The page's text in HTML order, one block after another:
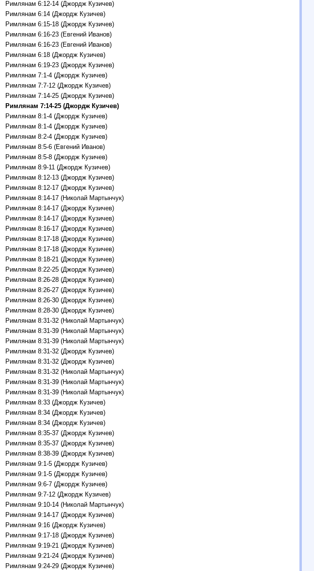
Римлянам 6:12-14 (Джордж Кузичев)
Римлянам 6:14 (Джордж Кузичев)
Римлянам 6:15-18 (Джордж Кузичев)
Римлянам 6:16-23 (Евгений Иванов)
Римлянам 6:16-23 (Евгений Иванов)
Римлянам 6:18 (Джордж Кузичев)
Римлянам 6:19-23 (Джордж Кузичев)
Римлянам 7:1-4 (Джордж Кузичев)
Римлянам 7:7-12 (Джордж Кузичев)
Римлянам 7:14-25 (Джордж Кузичев)
Римлянам 7:14-25 (Джордж Кузичев)
Римлянам 8:1-4 (Джордж Кузичев)
Римлянам 8:1-4 (Джордж Кузичев)
Римлянам 8:2-4 (Джордж Кузичев)
Римлянам 8:5-6 (Евгений Иванов)
Римлянам 8:5-8 (Джордж Кузичев)
Римлянам 8:9-11 (Джордж Кузичев)
Римлянам 8:12-13 (Джордж Кузичев)
Римлянам 8:12-17 (Джордж Кузичев)
Римлянам 8:14-17 (Николай Мартынчук)
Римлянам 8:14-17 (Джордж Кузичев)
Римлянам 8:14-17 (Джордж Кузичев)
Римлянам 8:16-17 (Джордж Кузичев)
Римлянам 8:17-18 (Джордж Кузичев)
Римлянам 8:17-18 (Джордж Кузичев)
Римлянам 8:18-21 (Джордж Кузичев)
Римлянам 8:22-25 (Джордж Кузичев)
Римлянам 8:26-28 (Джордж Кузичев)
Римлянам 8:26-27 (Джордж Кузичев)
Римлянам 8:26-30 (Джордж Кузичев)
Римлянам 8:28-30 (Джордж Кузичев)
Римлянам 8:31-32 (Николай Мартынчук)
Римлянам 8:31-39 (Николай Мартынчук)
Римлянам 8:31-39 (Николай Мартынчук)
Римлянам 8:31-32 (Джордж Кузичев)
Римлянам 8:31-32 (Джордж Кузичев)
Римлянам 8:31-32 (Николай Мартынчук)
Римлянам 8:31-39 (Николай Мартынчук)
Римлянам 8:31-39 (Николай Мартынчук)
Римлянам 8:33 (Джордж Кузичев)
Римлянам 8:34 (Джордж Кузичев)
Римлянам 8:34 (Джордж Кузичев)
Римлянам 8:35-37 (Джордж Кузичев)
Римлянам 8:35-37 (Джордж Кузичев)
Римлянам 8:38-39 (Джордж Кузичев)
Римлянам 9:1-5 (Джордж Кузичев)
Римлянам 9:1-5 (Джордж Кузичев)
Римлянам 9:6-7 (Джордж Кузичев)
Римлянам 9:7-12 (Джордж Кузичев)
Римлянам 9:10-14 (Николай Мартынчук)
Римлянам 9:14-17 (Джордж Кузичев)
Римлянам 9:16 (Джордж Кузичев)
Римлянам 9:17-18 (Джордж Кузичев)
Римлянам 9:19-21 (Джордж Кузичев)
Римлянам 9:21-24 (Джордж Кузичев)
Римлянам 9:24-29 (Джордж Кузичев)